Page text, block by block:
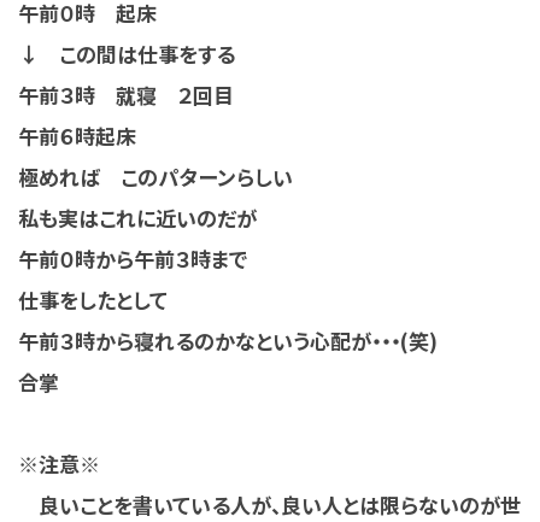
午前０時 起床
↓ この間は仕事をする
午前３時 就寝 ２回目
午前６時起床
極めれば このパターンらしい
私も実はこれに近いのだが
午前０時から午前３時まで
仕事をしたとして
午前３時から寝れるのかなという心配が・・・(笑)
合掌
※注意※
良いことを書いている人が、良い人とは限らないのが世